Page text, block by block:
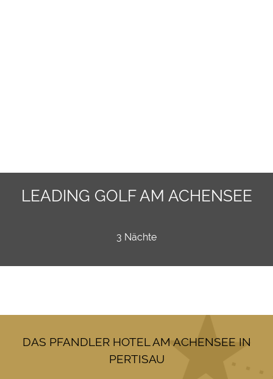
LEADING GOLF AM ACHENSEE
3 Nächte
DAS PFANDLER HOTEL AM ACHENSEE IN
PERTISAU